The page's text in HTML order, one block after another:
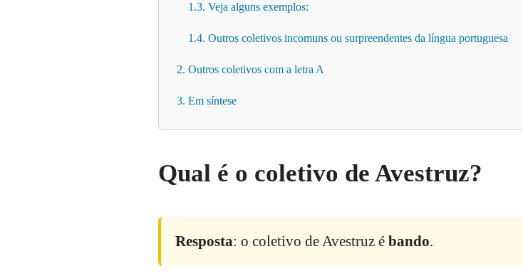
1.3. Veja alguns exemplos:
1.4. Outros coletivos incomuns ou surpreendentes da língua portuguesa
2. Outros coletivos com a letra A
3. Em síntese
Qual é o coletivo de Avestruz?
Resposta: o coletivo de Avestruz é bando.